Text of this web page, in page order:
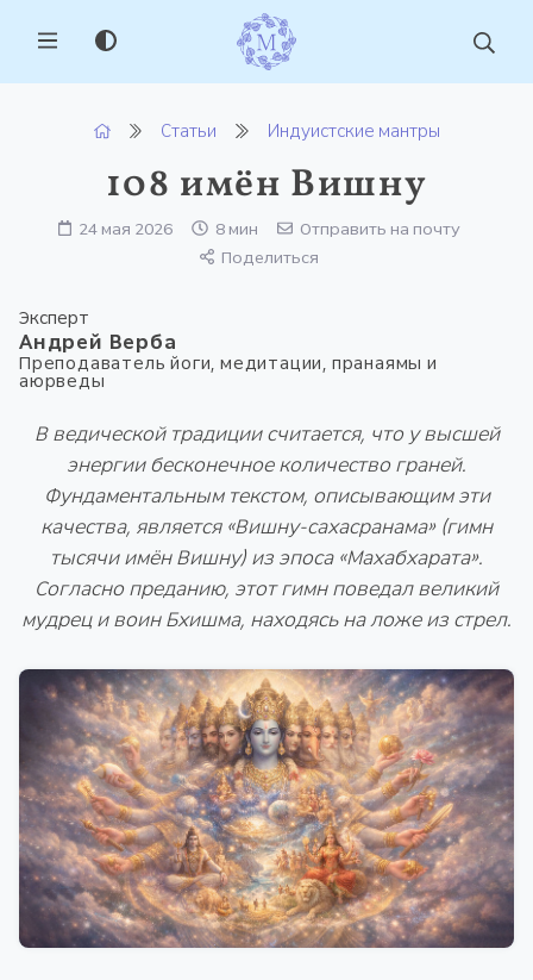
MENU
Статьи Индуистские мантры
108 имён Вишну
24 мая 2026 8 мин
Отправить на почту
Поделиться
Эксперт
Андрей Верба
Преподаватель йоги, медитации, пранаямы и
аюрведы
В ведической традиции считается, что у высшей
энергии бесконечное количество граней.
Фундаментальным текстом, описывающим эти
качества, является «Вишну-сахасранама» (гимн
тысячи имён Вишну) из эпоса «Махабхарата».
Согласно преданию, этот гимн поведал великий
мудрец и воин Бхишма, находясь на ложе из стрел.